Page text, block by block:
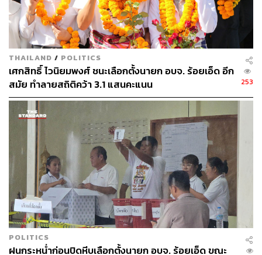
THAILAND / POLITICS
เศกสิทธิ์ ไวนิยมพงศ์ ชนะเลือกตั้งนายก อบจ. ร้อยเอ็ด อีก
สมัย ทำลายสถิติคว้า 3.1 แสนคะแนน
253
POLITICS
ฝนกระหน่ำก่อนปิดหีบเลือกตั้งนายก อบจ. ร้อยเอ็ด ขณะ